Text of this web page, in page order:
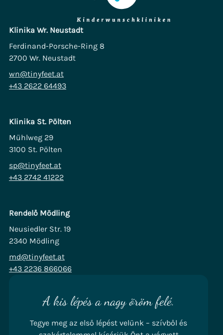
Klinika Wr. Neustadt
Ferdinand-Porsche-Ring 8
2700 Wr. Neustadt
wn@tinyfeet.at
+43 2622 64493
Klinika St. Pölten
Mühlweg 29
3100 St. Pölten
sp@tinyfeet.at
+43 2742 41222
Rendelő Mödling
Neusiedler Str. 19
2340 Mödling
md@tinyfeet.at
+43 2236 866066
A kis lépés a nagy öröm felé.
Tegye meg az első lépést velünk – szívből és